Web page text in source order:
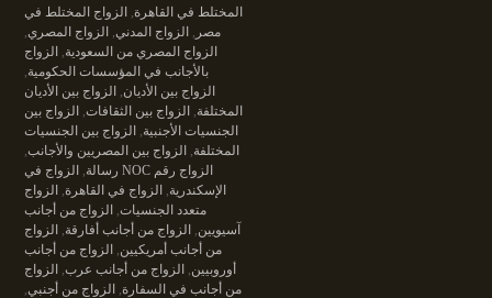
المختلط في القاهرة, الزواج المختلط في
مصر , الزواج المدني, الزواج المصري,
الزواج المصري من السعودية, الزواج
بالأجانب في المؤسسات الحكومية,
الزواج بين الأديان, الزواج بين الأديان
المختلفة, الزواج بين الثقافات, الزواج بين
الجنسيات الأجنبية, الزواج بين الجنسيات
المختلفة, الزواج بين المصريين والأجانب,
الزواج رقم NOC رسالة
, الزواج في
الإسكندرية, الزواج في القاهرة, الزواج
متعدد الجنسيات, الزواج من أجانب
آسيويين, الزواج من أجانب أفارقة, الزواج
من أجانب أمريكيين, الزواج من أجانب
أوروبيين, الزواج من أجانب عرب, الزواج
من أجانب في السفارة, الزواج من أجنبي,